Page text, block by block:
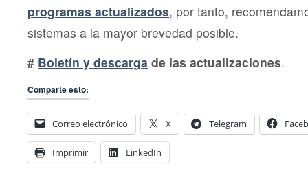
programas actualizados, por tanto,
sistemas a la mayor brevedad posible.
# Boletín y descarga de las actualizaciones.
Comparte esto:
Correo electrónico X Telegram
Imprimir LinkedIn